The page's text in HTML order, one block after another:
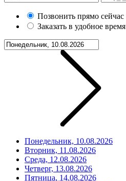
Позвонить прямо сейчас
Заказать в удобное время
Понедельник, 10.08.2026
Вторник, 11.08.2026
Среда, 12.08.2026
Четверг, 13.08.2026
Пятница, 14.08.2026